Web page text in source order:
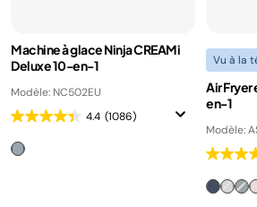
Machine à glace Ninja CREAMi
Deluxe 10-en-1
Modèle: NC502EU
4.4 (1086)
Vu à la
Air Fryer
en-1
Modèle: